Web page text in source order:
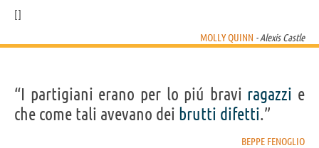
MOLLY QUINN - Alexis Castle
“I partigiani erano per lo piú bravi ragazzi e
che come tali avevano dei brutti difetti.”
BEPPE FENOGLIO